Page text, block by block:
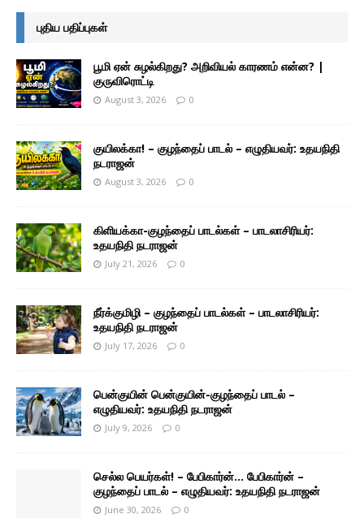
புதிய பதிப்புகள்
பூமி ஏன் சுழல்கிறது? அறிவியல் காரணம் என்ன? |
குருவிரொட்டி
August 3, 2026 0
குயிலக்கா! – குழந்தைப் பாடல் – எழுதியவர்: உதயநிதி
நடராஜன்
August 3, 2026 0
கிளியக்கா-குழந்தைப் பாடல்கள் – பாடலாசிரியர்:
உதயநிதி நடராஜன்
July 21, 2026 0
நீர்க்குமிழி – குழந்தைப் பாடல்கள் – பாடலாசிரியர்:
உதயநிதி நடராஜன்
July 17, 2026 0
பென்குயின் பென்குயின்-குழந்தைப் பாடல் –
எழுதியவர்: உதயநிதி நடராஜன்
July 9, 2026 0
செல்ல பெயர்கள்! – பேபிகார்ன்… பேபிகார்ன் –
குழந்தைப் பாடல் – எழுதியவர்: உதயநிதி நடராஜன்
June 30, 2026 0